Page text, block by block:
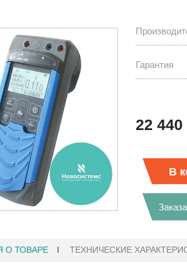
Гарантия
22 440
В
О ТОВАРЕ ТЕХНИЧЕСКИЕ